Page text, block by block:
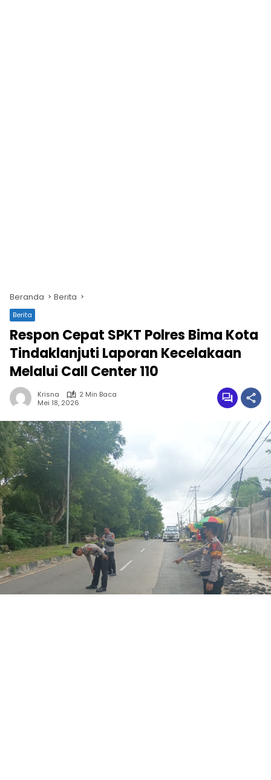
Beranda Berita
Berita
Respon Cepat SPKT Polres Bima Kota
Tindaklanjuti Laporan Kecelakaan
Melalui Call Center 110
Krisna
2 Min Baca
Mei 18, 2026